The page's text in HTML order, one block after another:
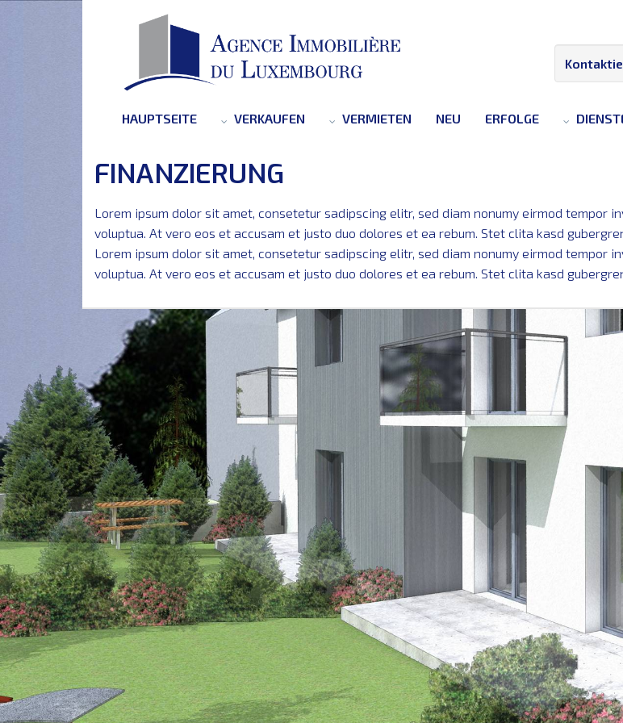
HAUPTSEITE VERKAUFEN VERMIETEN NEU ERFOLGE
FINANZIERUNG
Lorem ipsum dolor sit amet, consetetur sadipscing elitr, sed diam nonumy eirmod tempor
voluptua. At vero eos et accusam et justo duo dolores et ea rebum. Stet clita kasd
Lorem ipsum dolor sit amet, consetetur sadipscing elitr, sed diam nonumy eirmod tempor
voluptua. At vero eos et accusam et justo duo dolores et ea rebum. Stet clita kasd